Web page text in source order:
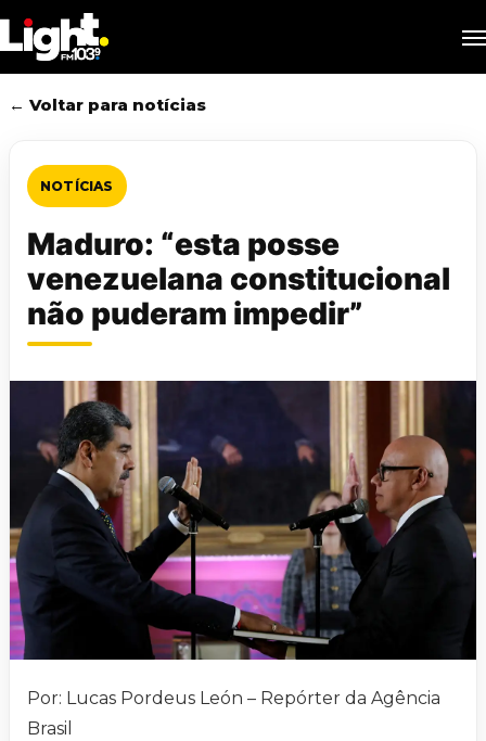
to
main
content
← Voltar para notícias
NOTÍCIAS
Maduro: “esta posse
venezuelana constitucional
não puderam impedir”
Por: Lucas Pordeus León – Repórter da Agência
Brasil